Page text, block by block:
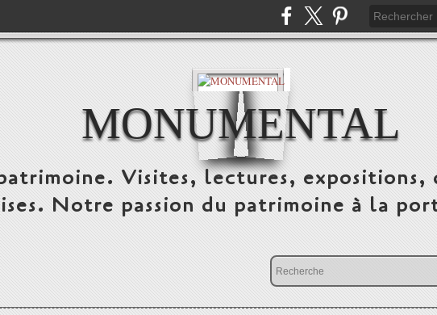
MONUMENTAL
Visites, lectures, expositions,
Notre passion du patrimoine à la